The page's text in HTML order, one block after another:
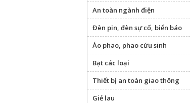
An toàn ngành điện
Đèn pin, đèn sự cố, biển báo
Áo phao, phao cứu sinh
Bạt các loại
Thiết bị an toàn giao thông
Giẻ lau